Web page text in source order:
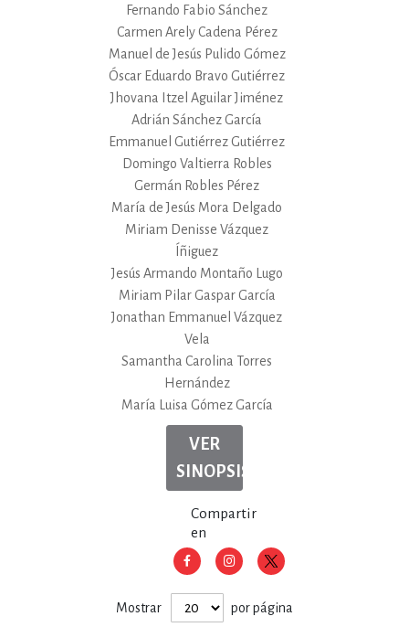
Fernando Fabio Sánchez
Carmen Arely Cadena Pérez
Manuel de Jesús Pulido Gómez
Óscar Eduardo Bravo Gutiérrez
Jhovana Itzel Aguilar Jiménez
Adrián Sánchez García
Emmanuel Gutiérrez Gutiérrez
Domingo Valtierra Robles
Germán Robles Pérez
María de Jesús Mora Delgado
Miriam Denisse Vázquez
Íñiguez
Jesús Armando Montaño Lugo
Miriam Pilar Gaspar García
Jonathan Emmanuel Vázquez
Vela
Samantha Carolina Torres
Hernández
María Luisa Gómez García
VER
SINOPSIS
Compartir
en
Mostrar por página